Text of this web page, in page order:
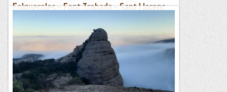
Folgueroles - Font Trobada - Sant Llorenç
del Munt - Salt de la Minyona (861 m)
Dissabte 17 de febrer de 2024Hora de sortida: ¾ de set del
matí. Ubicació: Comarca d’Osona. Temps aproximat: 5 h 15
min (16,3 km) Desnivell: 591 m...
Maifemcim.cat